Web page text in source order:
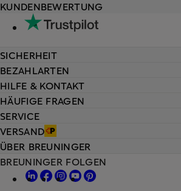
HILFE & KONTAKT
HÄUFIGE FRAGEN
SERVICE
VERSAND
KUNDENBEWERTUNG
SICHERHEIT
BEZAHLARTEN
ÜBER BREUNINGER
BREUNINGER FOLGEN